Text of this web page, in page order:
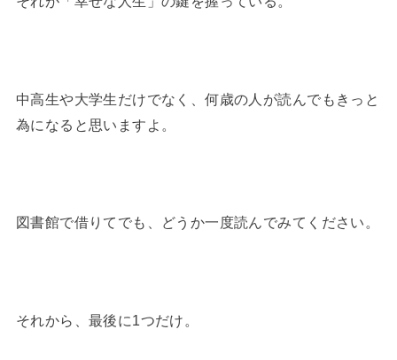
中高生や大学生だけでなく、何歳の人が読んでもきっと
為になると思いますよ。
図書館で借りてでも、どうか一度読んでみてください。
それから、最後に1つだけ。